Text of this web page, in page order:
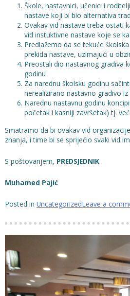
Škole, nastavnici, učenici i
nastave koji bi bio alternativa
Ovakav vid nastave treba ostati
vid instuktivne nastave koje se
Predlažemo da se tekuće
prekida nastave, uzimajući u
Preostali dio nastavnog gradiva
godinu
Za narednu školsku godinu
nerealizirano nastavno gradivo
Narednu nastavnu godinu
početak i kasniji završetak) tj.
Smatramo da bi ovakav vid
znanja, i time bi se spriječio svaki vid
S poštovanjem, PREDSJEDNIK
Muhamed Pajić
Posted in UncategorizedLeave a